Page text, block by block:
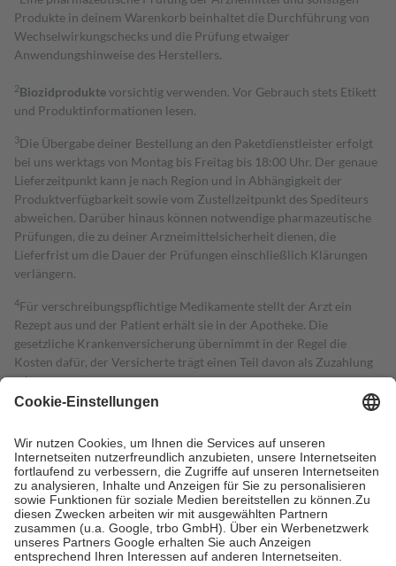
Produkte in deinem Warenkorb beinhaltet die Durchführung von
Wechselwirkungschecks und die Prüfung etwaiger
Anwendungshinweise des Herstellers.
2Biozidproduktevorsichtig verwenden. Vor Gebrauch stets Etikett
und Produktinformationen lesen.
3Die Übergabe deiner Bestellung an den Paketdienstleister erfolgt
bei uns werktags von Montag bis Freitag bis 18:00 Uhr. Der genaue
Lieferzeitpunkt kann je nach Region und in Abhängigkeit der
Produktverfügbarkeit sowie vom Zustellzeitpunkt des Spediteurs
abweichen. Darüber hinaus können notwendige pharmazeutische
Prüfungen, die zu deiner Arzneimittelsicherheit dienen, die
Lieferfrist um die Dauer der Prüfungen einschließlich Klärungen
verlängern.
4Für verschreibungspflichtige Medikamente stellt der Arzt ein
Rezept aus und der Patient erhält sie in der Apotheke. Die
gesetzliche Krankenversicherung übernimmt in der Regel die
Kosten dafür, der Versicherte trägt einen Teil davon als Zuzahlung
mit.
Grundsätzlich leisten Mitglieder Zuzahlungen in Höhe von zehn
höchstens zehn Euro.
Es sind jedoch nie mehr als die tatsächlichen
Kosten der Leistung zu entrichten.
Diese Regeln gelten grundsätzlich auch für Online-Apotheken.
Bei Heilmitteln und häuslicher Krankenpflege beträgt die
Zuzahlung zehn Prozent der Kosten sowie zehn Euro je
Verordnung.
Um das Engagement der Versicherten für ihre eigene Gesundheit zu